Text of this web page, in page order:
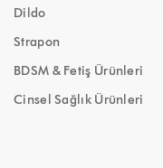
Dildo
Strapon
BDSM & Fetiş Ürünleri
Cinsel Sağlık Ürünleri